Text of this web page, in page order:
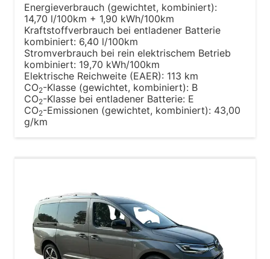
Energieverbrauch (gewichtet, kombiniert):
14,70 l/100km + 1,90 kWh/100km
Kraftstoffverbrauch bei entladener Batterie
kombiniert: 6,40 l/100km
Stromverbrauch bei rein elektrischem Betrieb
kombiniert: 19,70 kWh/100km
Elektrische Reichweite (EAER): 113 km
CO2-Klasse (gewichtet, kombiniert): B
CO2-Klasse bei entladener Batterie: E
CO2-Emissionen (gewichtet, kombiniert): 43,00
g/km